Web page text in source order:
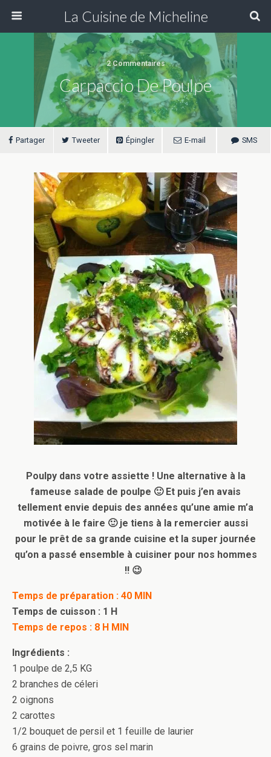
La Cuisine de Micheline
2 Commentaires
Carpaccio De Poulpe
Partager Tweeter Épingler E-mail SMS
Poulpy dans votre assiette ! Une alternative à la
fameuse salade de poulpe 🙂 Et puis j’en avais
tellement envie depuis des années qu’une amie m’a
motivée à le faire 🙂 je tiens à la remercier aussi
pour le prêt de sa grande cuisine et la super journée
qu’on a passé ensemble à cuisiner pour nos hommes
!! 😉
Temps de préparation : 40 MIN
Temps de cuisson : 1 H
Temps de repos : 8 H MIN
Ingrédients :
1 poulpe de 2,5 KG
2 branches de céleri
2 oignons
2 carottes
1/2 bouquet de persil et 1 feuille de laurier
6 grains de poivre, gros sel marin